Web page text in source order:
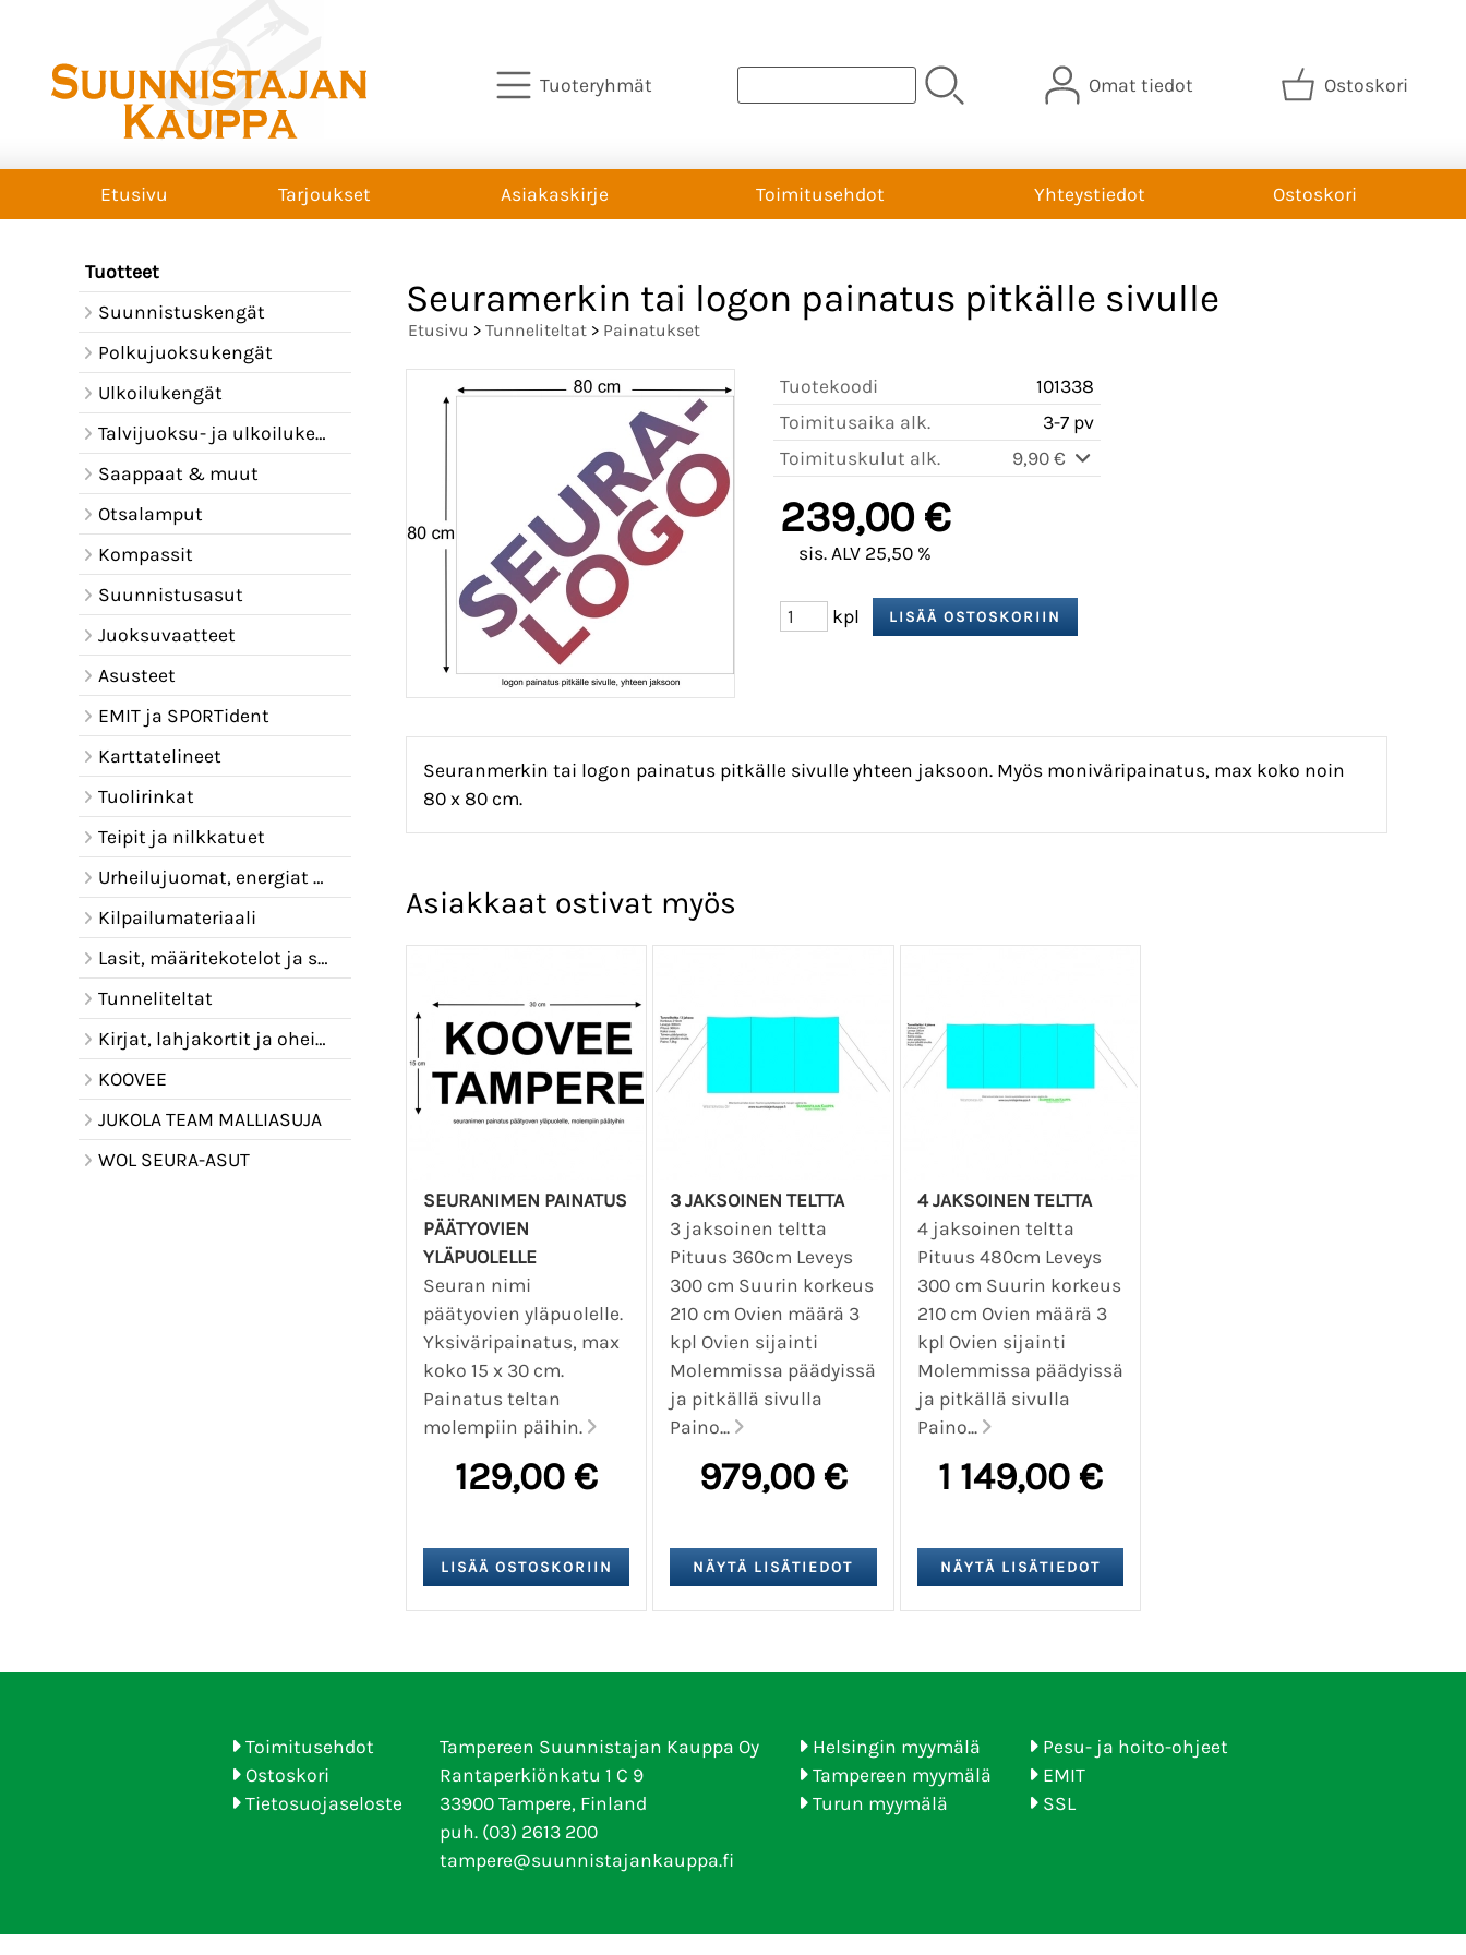
Tuoteryhmät Omat tiedot Ostoskori
Etusivu Tarjoukset Asiakaskirje Toimitusehdot Yhteystiedot Ostoskori
Tuotteet
Suunnistuskengät
Polkujuoksukengät
Ulkoilukengät
Talvijuoksu- ja ulkoilukengät
Saappaat & muut
Otsalamput
Kompassit
Suunnistusasut
Juoksuvaatteet
Asusteet
EMIT ja SPORTident
Karttatelineet
Tuolirinkat
Teipit ja nilkkatuet
Urheilujuomat, energiat ja juomavyöt
Kilpailumateriaali
Lasit, määritekotelot ja sadelipat
Tunneliteltat
Kirjat, lahjakortit ja oheistuotteet
KOOVEE
JUKOLA TEAM MALLIASUJA
WOL SEURA-ASUT
Seuramerkin tai logon painatus pitkälle sivulle
Etusivu > Tunneliteltat > Painatukset
Tuotekoodi
101338
Toimitusaika alk.
3-7 pv
Toimituskulut alk.
9,90 €
239,00 €
sis. ALV 25,50 %
kpl
Seuranmerkin tai logon painatus pitkälle sivulle yhteen jaksoon. Myös moniväripainatus, max koko noin
80 x 80 cm.
Asiakkaat ostivat myös
SEURANIMEN PAINATUS
PÄÄTYOVIEN
YLÄPUOLELLE
Seuran nimi
päätyovien yläpuolelle.
Yksiväripainatus, max
koko 15 x 30 cm.
Painatus teltan
molempiin päihin.
129,00 €
3 JAKSOINEN TELTTA
3 jaksoinen teltta
Pituus 360cm Leveys
300 cm Suurin korkeus
210 cm Ovien määrä 3
kpl Ovien sijainti
Molemmissa päädyissä
ja pitkällä sivulla
Paino...
979,00 €
4 JAKSOINEN TELTTA
4 jaksoinen teltta
Pituus 480cm Leveys
300 cm Suurin korkeus
210 cm Ovien määrä 3
kpl Ovien sijainti
Molemmissa päädyissä
ja pitkällä sivulla
Paino...
1 149,00 €
Toimitusehdot
Ostoskori
Tietosuojaseloste
Tampereen Suunnistajan Kauppa Oy
Rantaperkiönkatu 1 C 9
33900 Tampere, Finland
puh. (03) 2613 200
tampere@suunnistajankauppa.fi
Helsingin myymälä
Tampereen myymälä
Turun myymälä
Pesu- ja hoito-ohjeet
EMIT
SSL